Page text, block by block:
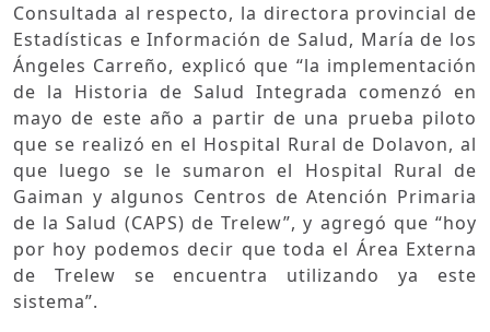
Consultada al respecto, la directora provincial de
Estadísticas e Información de Salud, María de los
Ángeles Carreño, explicó que “la implementación
de la Historia de Salud Integrada comenzó en
mayo de este año a partir de una prueba piloto
que se realizó en el Hospital Rural de Dolavon, al
que luego se le sumaron el Hospital Rural de
Gaiman y algunos Centros de Atención Primaria
de la Salud (CAPS) de Trelew”, y agregó que “hoy
por hoy podemos decir que toda el Área Externa
de Trelew se encuentra utilizando ya este
sistema”.